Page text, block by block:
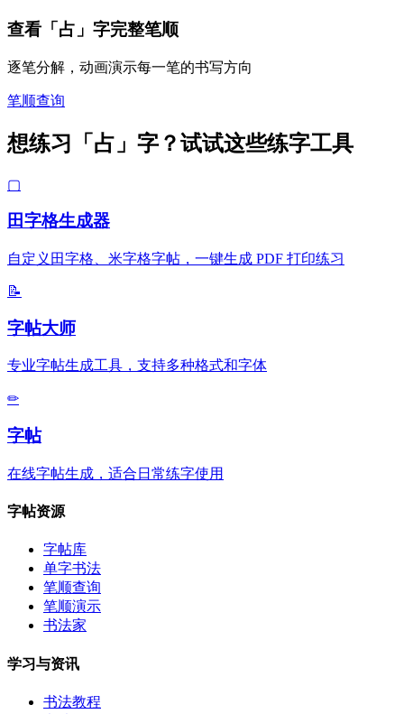
查看「占」字完整笔顺
逐笔分解，动画演示每一笔的书写方向
笔顺查询
想练习「占」字？试试这些练字工具
▢
田字格生成器
自定义田字格、米字格字帖，一键生成 PDF 打印练习
📝
字帖大师
专业字帖生成工具，支持多种格式和字体
✏
字帖
在线字帖生成，适合日常练字使用
字帖资源
字帖库
单字书法
笔顺查询
笔顺演示
书法家
学习与资讯
书法教程